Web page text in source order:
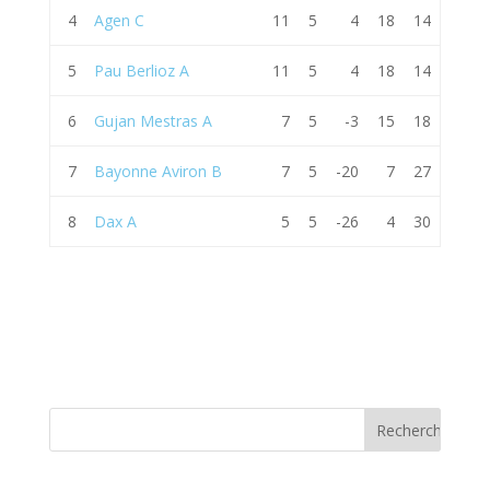
4 Agen C 11 5 4 18 14
5 Pau Berlioz A 11 5 4 18 14
6 Gujan Mestras A 7 5 -3 15 18
7 Bayonne Aviron B 7 5 -20 7 27
8 Dax A 5 5 -26 4 30